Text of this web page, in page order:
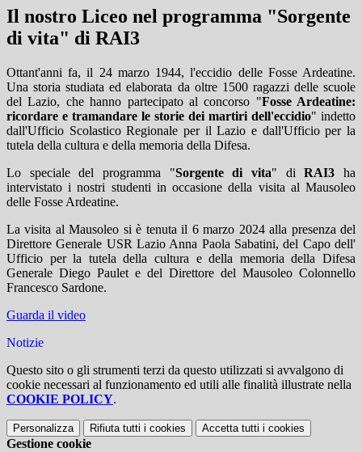
Il nostro Liceo nel programma "Sorgente
di vita" di RAI3
Ottant'anni fa, il 24 marzo 1944, l'eccidio delle Fosse Ardeatine.
Una storia studiata ed elaborata da oltre 1500 ragazzi delle scuole
del Lazio, che hanno partecipato al concorso "Fosse Ardeatine:
ricordare e tramandare le storie dei martiri dell'eccidio" indetto
dall'Ufficio Scolastico Regionale per il Lazio e dall'Ufficio per la
tutela della cultura e della memoria della Difesa.
Lo speciale del programma "Sorgente di vita" diRAI3 ha
intervistato i nostri studenti in occasione della visita al Mausoleo
delle Fosse Ardeatine.
La visita al Mausoleo si è tenuta il 6 marzo 2024 alla presenza del
Direttore Generale USR Lazio Anna Paola Sabatini, del Capo dell'
Ufficio per la tutela della cultura e della memoria della Difesa
Generale Diego Paulet e del Direttore del Mausoleo Colonnello
Francesco Sardone.
Guarda il video
Notizie
Questo sito o gli strumenti terzi da questo utilizzati si avvalgono di
cookie necessari al funzionamento ed utili alle finalità illustrate nella
COOKIE POLICY.
Personalizza Rifiuta tutti i cookies Accetta tutti i cookies
Gestione cookie